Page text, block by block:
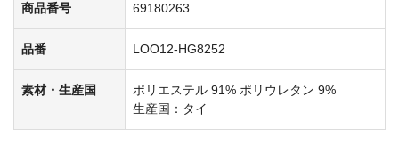
商品番号 69180263
品番 LOO12-HG8252
素材・生産国
ポリエステル 91% ポリウレタン 9%
生産国：タイ